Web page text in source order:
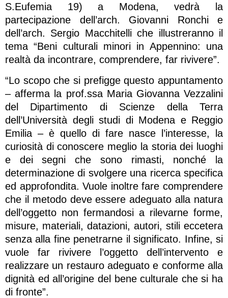
S.Eufemia 19) a Modena, vedrà la
partecipazione dell’arch. Giovanni Ronchi e
dell’arch. Sergio Macchitelli che illustreranno il
tema “Beni culturali minori in Appennino: una
realtà da incontrare, comprendere, far rivivere”.
“Lo scopo che si prefigge questo appuntamento
– afferma la prof.ssa Maria Giovanna Vezzalini
del Dipartimento di Scienze della Terra
dell’Università degli studi di Modena e Reggio
Emilia – è quello di fare nasce l’interesse, la
curiosità di conoscere meglio la storia dei luoghi
e dei segni che sono rimasti, nonché la
determinazione di svolgere una ricerca specifica
ed approfondita. Vuole inoltre fare comprendere
che il metodo deve essere adeguato alla natura
dell’oggetto non fermandosi a rilevarne forme,
misure, materiali, datazioni, autori, stili eccetera
senza alla fine penetrarne il significato. Infine, si
vuole far rivivere l’oggetto dell’intervento e
realizzare un restauro adeguato e conforme alla
dignità ed all’origine del bene culturale che si ha
di fronte”.